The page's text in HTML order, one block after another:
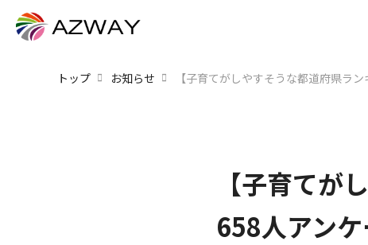
トップ お知らせ 【子育てがしやすそうな都道府県ラ
【子育てが
658人アン